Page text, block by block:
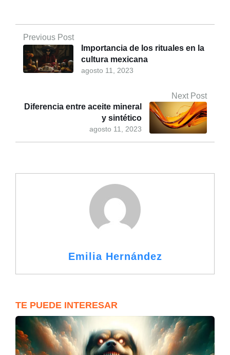
Previous Post
agosto 11, 2023
Importancia de los rituales en la
cultura mexicana
Next Post
agosto 11, 2023
Diferencia entre aceite mineral
y sintético
Emilia Hernández
TE PUEDE INTERESAR